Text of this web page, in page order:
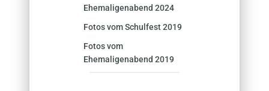
Ehemaligenabend 2024
Fotos vom Schulfest 2019
Fotos vom
Ehemaligenabend 2019